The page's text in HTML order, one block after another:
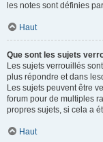
les notes sont définies
Haut
Que sont les sujets
Les sujets verrouillés
plus répondre et dans
Les sujets peuvent être
forum pour de multiples
propres sujets, si cela a
Haut